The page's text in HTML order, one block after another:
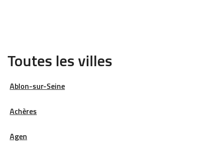
Toutes les villes
Ablon-sur-Seine
Achères
Agen